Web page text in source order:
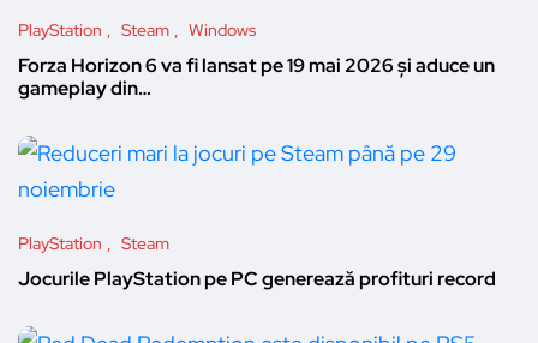
PlayStation Steam Windows
Forza Horizon 6 va fi lansat pe 19 mai 2026 și aduce un
gameplay din…
PlayStation Steam
Jocurile PlayStation pe PC generează profituri record